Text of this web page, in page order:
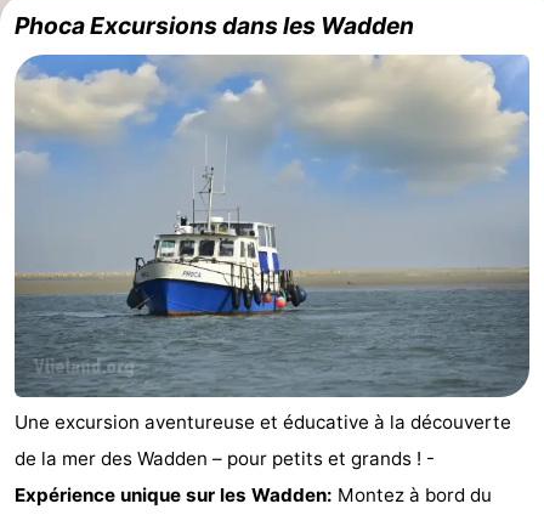
Phoca Excursions dans les Wadden
Une excursion aventureuse et éducative à la découverte
de la mer des Wadden – pour petits et grands ! -
Expérience unique sur les Wadden: Montez à bord du